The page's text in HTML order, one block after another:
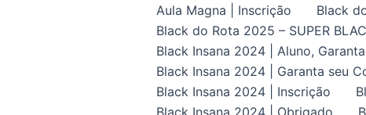
Aula Magna | Inscrição
Black
Black do Rota 2025 – SUPER
Black Insana 2024 | Aluno,
Black Insana 2024 | Garanta seu
Black Insana 2024 | Inscrição
Black Insana 2024 | Obrigado